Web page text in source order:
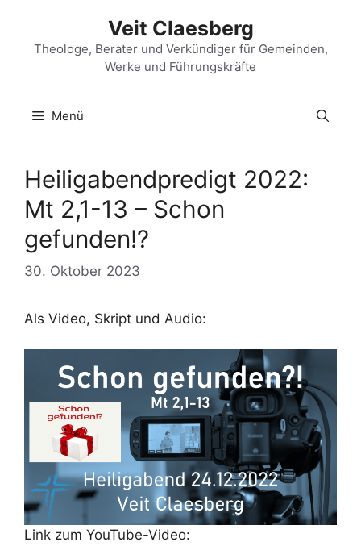
springen
Veit Claesberg
Theologe, Berater und Verkündiger für Gemeinden,
Werke und Führungskräfte
Menü
Heiligabendpredigt 2022:
Mt 2,1-13 – Schon
gefunden!?
30. Oktober 2023
Als Video, Skript und Audio:
Link zum YouTube-Video: